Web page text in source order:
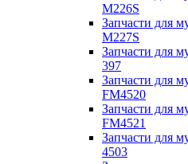
M226S
Запчасти для
M227S
Запчасти для
397
Запчасти для
FM4520
Запчасти для
FM4521
Запчасти для
4503